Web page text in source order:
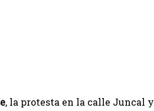
, la protesta en la calle Juncal y